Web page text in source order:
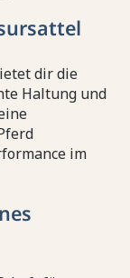
dir die
Haltung und
im